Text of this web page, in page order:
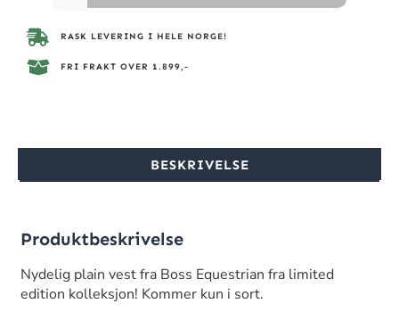
RASK LEVERING I HELE NORGE!
FRI FRAKT OVER 1.899,-
BESKRIVELSE
Produktbeskrivelse
Nydelig plain vest fra Boss Equestrian fra limited
edition kolleksjon! Kommer kun i sort.